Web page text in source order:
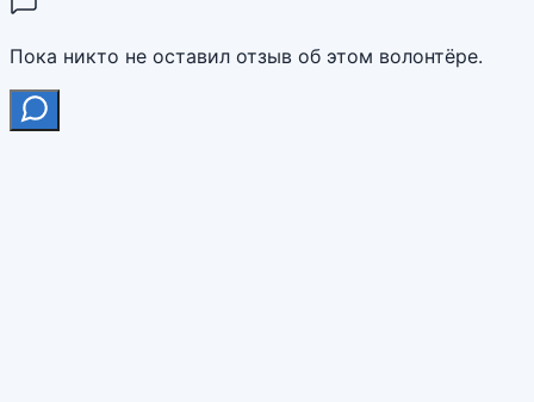
Пока никто не оставил отзыв об этом волонтёре.